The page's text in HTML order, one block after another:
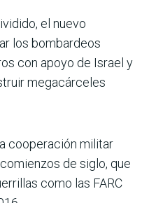
el nuevo
los bombardeos
con apoyo de Israel y
megacárceles
cooperación militar
de siglo, que
como las FARC